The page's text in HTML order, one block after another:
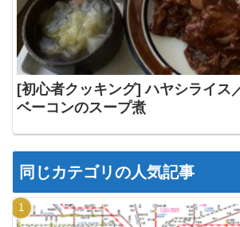
[初心者クッキング] ハヤシライス
ベーコンのスープ煮
同じカテゴリの人気記事